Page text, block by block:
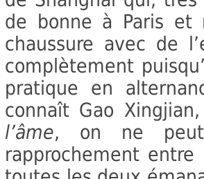
de bonne à Paris et
chaussure avec de
complètement
pratique en
connaît Gao
l’âme, on ne peut
rapprochement